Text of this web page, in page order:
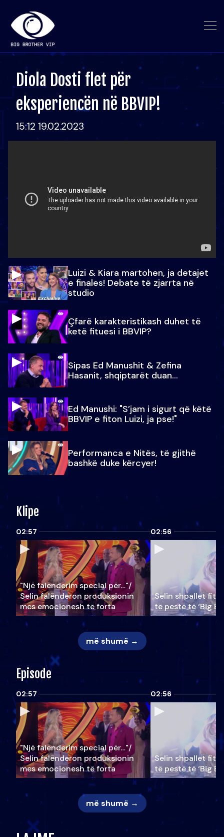
Diola Dosti flet për
eksperiencën në BBVIP!
15:12 19.02.2023
Luizi & Kiara martohen, ja detajet
e finales! Debate të zjarrta në
studio
Çfarë karakteristikash duhet të
ketë fituesi i BBVIP?
Sipas Ed Manushit & Zefina
Hasanit, shqiptarët duan...
Ed Manushi: "S’jam i sigurt që këtë
BBVIP e fiton Luizi, ja pse!"
Performanca e Nitës, të gjithë
bashkë duke kërcyer!
Klipe
02:57
"Një falenderim special për…"/
Selin falënderon produksionin
mes emocionesh të forta
02:56
Selin shpallet
të pestë të ‘Big
më shumë →
Episode
02:57
"Një falenderim special për…"/
Selin falënderon produksionin
mes emocionesh të forta
02:56
Selin shpallet
të pestë të ‘Big
më shumë →